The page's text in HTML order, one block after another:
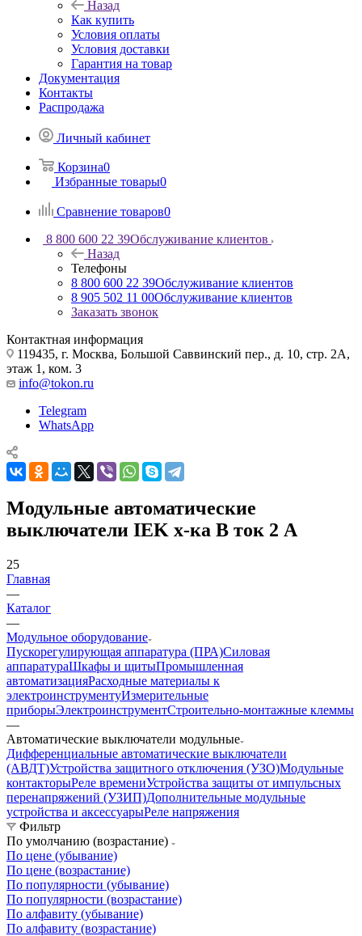
Назад
Как купить
Условия оплаты
Условия доставки
Гарантия на товар
Документация
Контакты
Распродажа
Личный кабинет
Корзина0
Избранные товары0
Сравнение товаров0
8 800 600 22 39Обслуживание клиентов
Назад
Телефоны
8 800 600 22 39Обслуживание клиентов
8 905 502 11 00Обслуживание клиентов
Заказать звонок
Контактная информация
119435, г. Москва, Большой Саввинский пер., д. 10, стр. 2А,
этаж 1, ком. 3
info@tokon.ru
Telegram
WhatsApp
Модульные автоматические
выключатели IEK х-ка B ток 2 А
25
Главная
—
Каталог
—
Модульное оборудование
Пускорегулирующая аппаратура (ПРА)Силовая
аппаратураШкафы и щитыПромышленная
автоматизацияРасходные материалы к
электроинструментуИзмерительные
приборыЭлектроинструментСтроительно-монтажные клеммы
—
Автоматические выключатели модульные
Дифференциальные автоматические выключатели
(АВДТ)Устройства защитного отключения (УЗО)Модульные
контакторыРеле времениУстройства защиты от импульсных
перенапряжений (УЗИП)Дополнительные модульные
устройства и аксессуарыРеле напряжения
Фильтр
По умолчанию (возрастание)
По цене (убывание)
По цене (возрастание)
По популярности (убывание)
По популярности (возрастание)
По алфавиту (убывание)
По алфавиту (возрастание)